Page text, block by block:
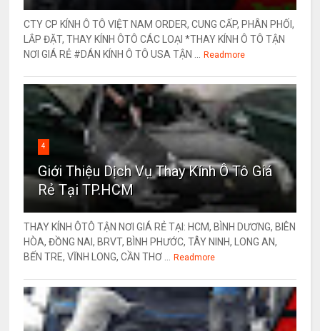
CTY CP KÍNH Ô TÔ VIỆT NAM ORDER, CUNG CẤP, PHÂN PHỐI,
LẮP ĐẶT, THAY KÍNH ÔTÔ CÁC LOẠI *THAY KÍNH Ô TÔ TẬN
NƠI GIÁ RẺ #DÁN KÍNH Ô TÔ USA TẬN ...
Readmore
4
Giới Thiệu Dịch Vụ Thay Kính Ô Tô Giá
Rẻ Tại TP.HCM
THAY KÍNH ÔTÔ TẬN NƠI GIÁ RẺ TẠI: HCM, BÌNH DƯƠNG, BIÊN
HÒA, ĐỒNG NAI, BRVT, BÌNH PHƯỚC, TÂY NINH, LONG AN,
BẾN TRE, VĨNH LONG, CẦN THƠ ...
Readmore